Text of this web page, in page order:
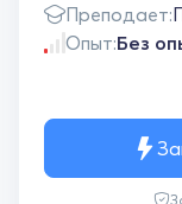
Преподает:
Опыт:Без